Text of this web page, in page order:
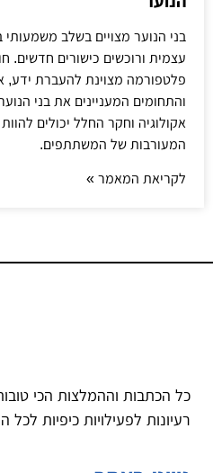
בני הנוער מצויים בשלב
עצמית ורוכשים כישורים חדשים.
פלטפורמה מצוינת להעברת ידע,
והתחומים המעניינים את בני
אקולוגיה וחקר החלל יכולים
המעורבות של המשתתפים.
לקריאת המאמר »
כל הכתבות וההמלצות הכי
רעיונות לפעילויות כיפיות